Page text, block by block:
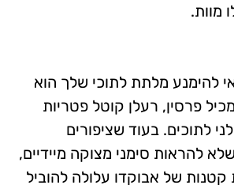
מוות.
להימנע מלתת לתוכי שלך הוא
פרסין, רעלן קוטל פטריות
לתוכים. בעוד שציפורים
להראות סימני מצוקה מיידיים,
קטנות של אבוקדו עלולה להוביל